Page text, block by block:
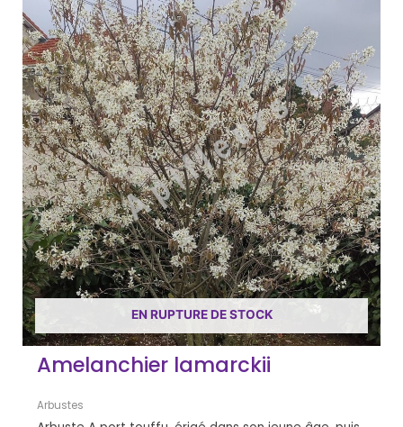
EN RUPTURE DE STOCK
Amelanchier lamarckii
Arbustes